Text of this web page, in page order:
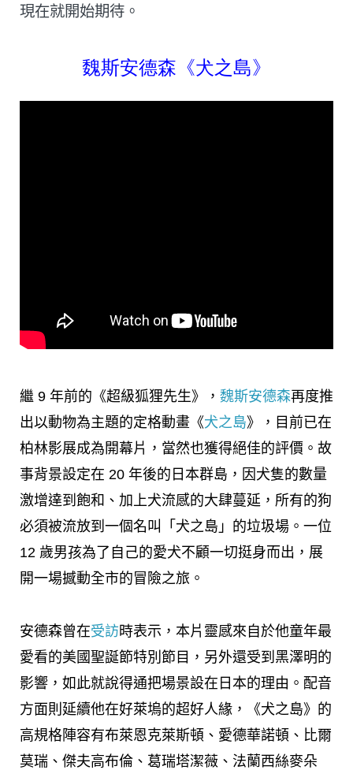
現在就開始期待。
魏斯安德森《犬之島》
繼 9 年前的《超級狐狸先生》， 魏斯安德森再度推
出以動物為主題的定格動畫《犬之島》，目前已在
柏林影展成為開幕片，當然也獲得絕佳的評價。故
事背景設定在 20 年後的日本群島，因犬隻的數量
激增達到飽和、加上犬流感的大肆蔓延，所有的狗
必須被流放到一個名叫「犬之島」的垃圾場。一位
12 歲男孩為了自己的愛犬不顧一切挺身而出，展
開一場撼動全市的冒險之旅。
安德森曾在受訪時表示，本片靈感來自於他童年最
愛看的美國聖誕節特別節目，另外還受到黑澤明的
影響，如此就說得通把場景設在日本的理由。配音
方面則延續他在好萊塢的超好人緣，《犬之島》的
高規格陣容有布萊恩克萊斯頓、愛德華諾頓、比爾
莫瑞、傑夫高布倫、葛瑞塔潔薇、法蘭西絲麥朵